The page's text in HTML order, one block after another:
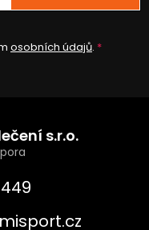
osobních údajů.
s.r.o.